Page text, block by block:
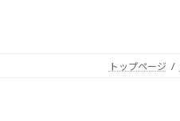
トップページ